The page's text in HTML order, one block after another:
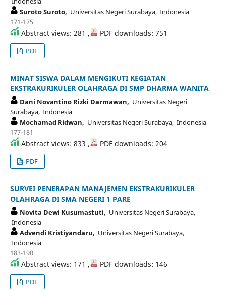
Suroto Suroto, Universitas Negeri Surabaya, Indonesia
171-175
Abstract views: 281 , PDF downloads: 751
PDF
MINAT SISWA DALAM MENGIKUTI KEGIATAN
EKSTRAKURIKULER OLAHRAGA DI SMP DHARMA WANITA
Dani Novantino Rizki Darmawan, Universitas Negeri
Surabaya, Indonesia
Mochamad Ridwan, Universitas Negeri Surabaya, Indonesia
177-181
Abstract views: 833 , PDF downloads: 204
PDF
SURVEI PENERAPAN MANAJEMEN EKSTRAKURIKULER
OLAHRAGA DI SMA NEGERI 1 PARE
Novita Dewi Kusumastuti, Universitas Negeri Surabaya,
Indonesia
Advendi Kristiyandaru, Universitas Negeri Surabaya,
Indonesia
183-190
Abstract views: 171 , PDF downloads: 146
PDF